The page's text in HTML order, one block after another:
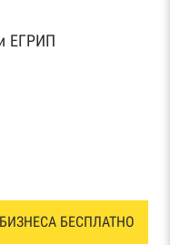
ЕГРИП
БЕСПЛАТНО